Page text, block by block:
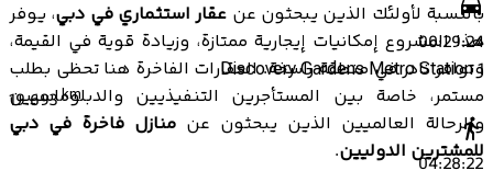
بالنسبة لأولئك الذين يبحثون عن عقار استثماري في دبي، يوفر
هذا المشروع إمكانيات إيجارية ممتازة، وزيادة قوية في القيمة،
وتوافر نادر في منطقة راسخة. العقارات الفاخرة هنا تحظى بطلب
مستمر، خاصة بين المستأجرين التنفيذيين والدبلوماسيين
والرحالة العالميين الذين يبحثون عن منازل فاخرة في دبي
للمشترين الدوليين.
00:29:24
Discovery Gardens Metro Station 1
19.693km
04:28:22